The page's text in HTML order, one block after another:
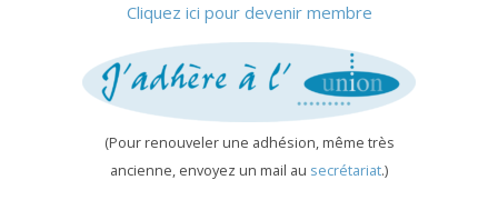
Cliquez ici pour devenir membre
(Pour renouveler une adhésion, même très
ancienne, envoyez un mail au secrétariat.)